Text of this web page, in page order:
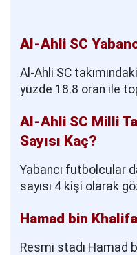
Al-Ahli SC
Al-Ahli SC
yüzde 18.8 oran ile
Al-Ahli SC Milli
Sayısı Kaç?
Yabancı futbolcular
sayısı 4 kişi olarak
Hamad bin
Resmi stadı Hamad